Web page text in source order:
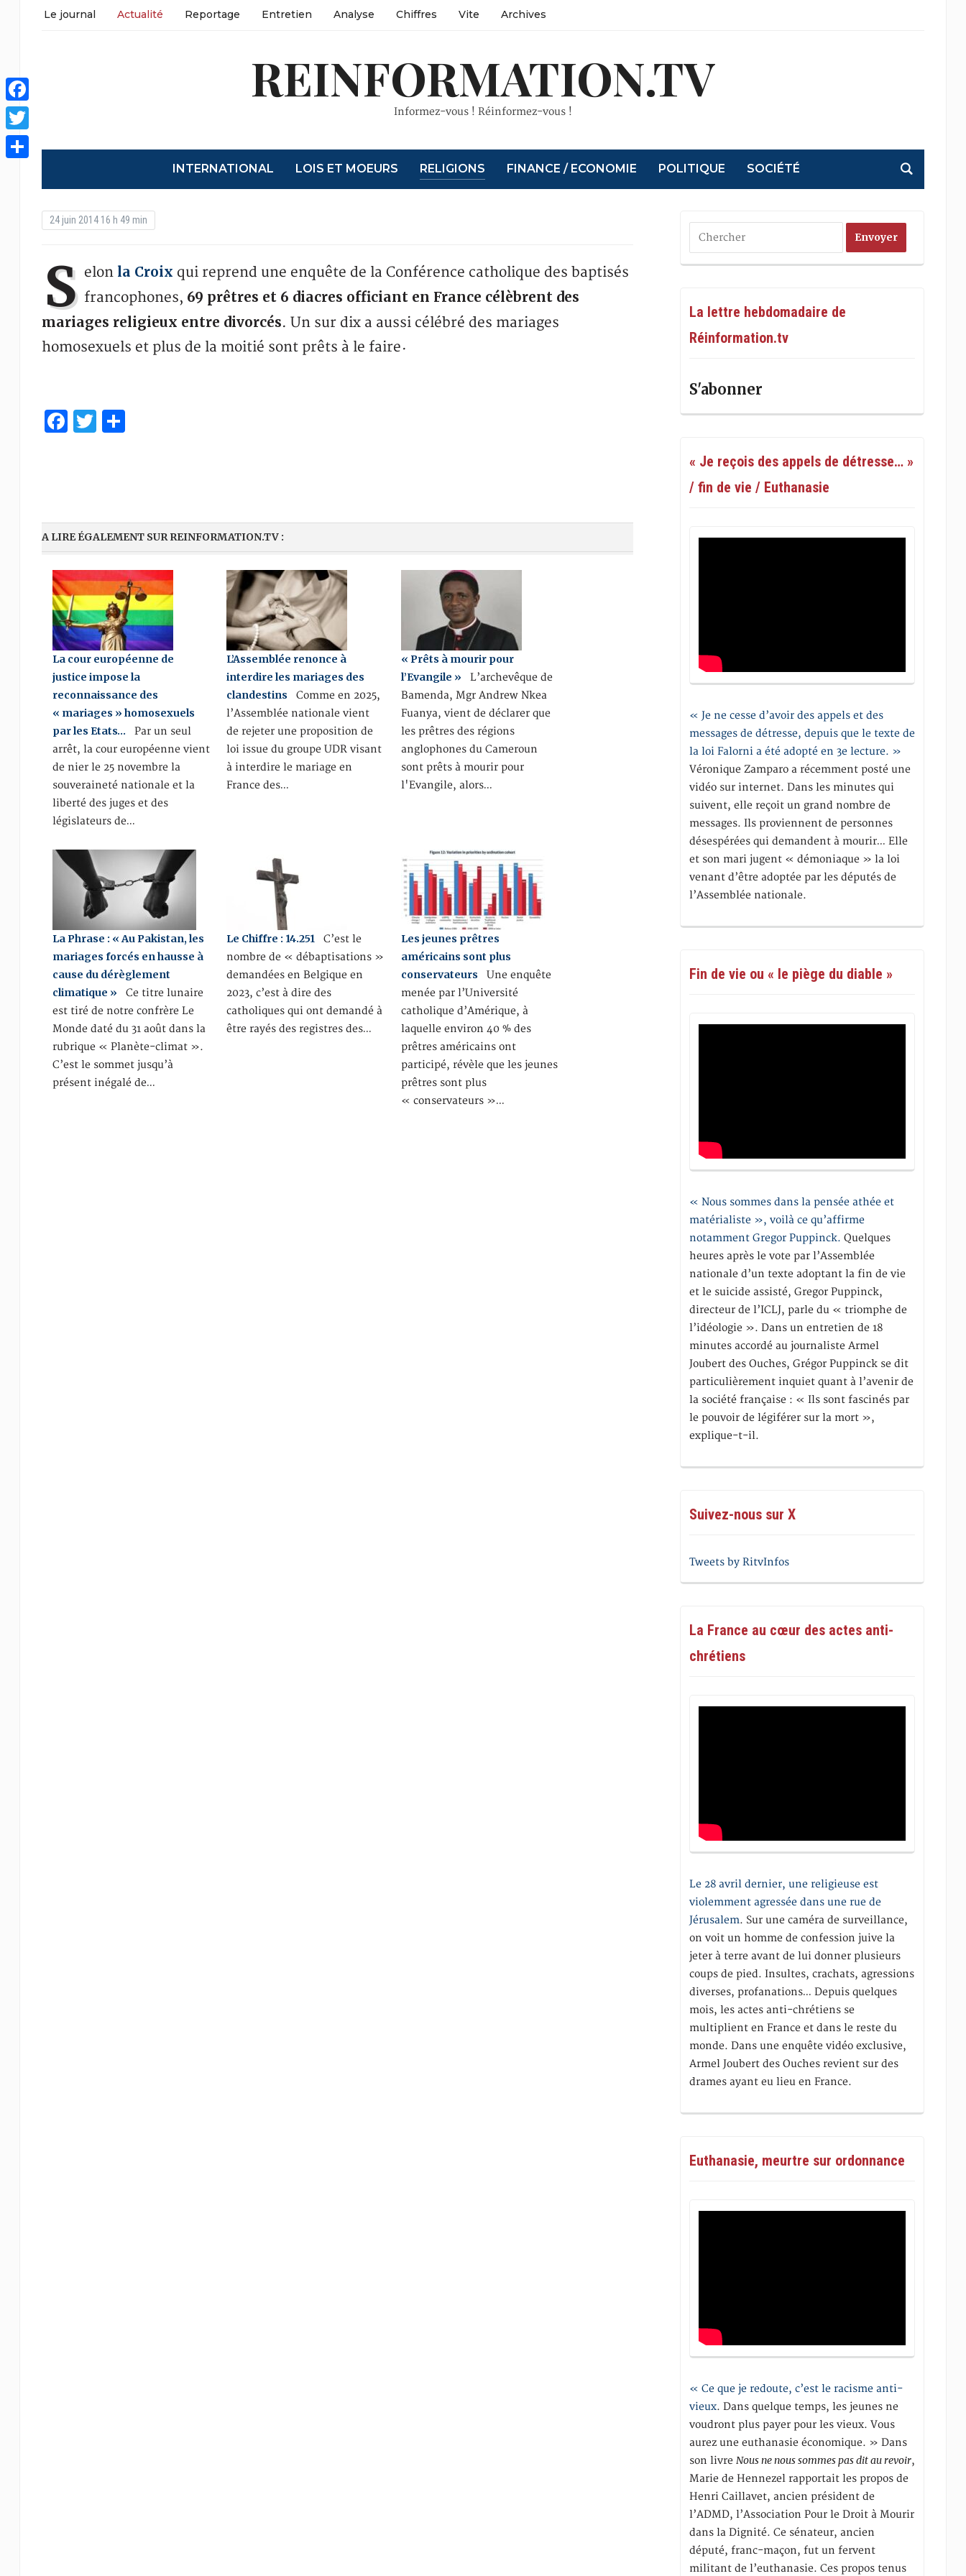
Le journal Actualité Reportage Entretien Analyse Chiffres Vite Archives
REINFORMATION.TV
Informez-vous ! Réinformez-vous !
INTERNATIONAL LOIS ET MOEURS RELIGIONS FINANCE / ECONOMIE POLITIQUE SOCIÉTÉ
24 juin 2014 16 h 49 min
S elon la Croix qui reprend une enquête de la Conférence catholique des baptisés
francophones, 69 prêtres et 6 diacres officiant en France célèbrent des
mariages religieux entre divorcés. Un sur dix a aussi célébré des mariages
homosexuels et plus de la moitié sont prêts à le faire·
Facebook
Twitter
Share
A LIRE ÉGALEMENT SUR REINFORMATION.TV :
La cour européenne de
justice impose la
reconnaissance des
« mariages » homosexuels
par les Etats… Par un seul
arrêt, la cour européenne vient
de nier le 25 novembre la
souveraineté nationale et la
liberté des juges et des
législateurs de…
L’Assemblée renonce à
interdire les mariages des
clandestins Comme en 2025,
l’Assemblée nationale vient
de rejeter une proposition de
loi issue du groupe UDR visant
à interdire le mariage en
France des…
« Prêts à mourir pour
l’Evangile » L’archevêque de
Bamenda, Mgr Andrew Nkea
Fuanya, vient de déclarer que
les prêtres des régions
anglophones du Cameroun
sont prêts à mourir pour
l'Evangile, alors…
La Phrase : « Au Pakistan, les
mariages forcés en hausse à
cause du dérèglement
climatique » Ce titre lunaire
est tiré de notre confrère Le
Monde daté du 31 août dans la
rubrique « Planète-climat ».
C’est le sommet jusqu’à
présent inégalé de…
Le Chiffre : 14.251 C’est le
nombre de « débaptisations »
demandées en Belgique en
2023, c’est à dire des
catholiques qui ont demandé à
être rayés des registres des…
Les jeunes prêtres
américains sont plus
conservateurs Une enquête
menée par l’Université
catholique d’Amérique, à
laquelle environ 40 % des
prêtres américains ont
participé, révèle que les jeunes
prêtres sont plus
« conservateurs »…
La lettre hebdomadaire de
Réinformation.tv
S'abonner
« Je reçois des appels de détresse… »
/ fin de vie / Euthanasie
« Je ne cesse d’avoir des appels et des
messages de détresse, depuis que le texte de
la loi Falorni a été adopté en 3e lecture. »
Véronique Zamparo a récemment posté une
vidéo sur internet. Dans les minutes qui
suivent, elle reçoit un grand nombre de
messages. Ils proviennent de personnes
désespérées qui demandent à mourir… Elle
et son mari jugent « démoniaque » la loi
venant d’être adoptée par les députés de
l’Assemblée nationale.
Fin de vie ou « le piège du diable »
« Nous sommes dans la pensée athée et
matérialiste », voilà ce qu’affirme
notamment Gregor Puppinck. Quelques
heures après le vote par l’Assemblée
nationale d’un texte adoptant la fin de vie
et le suicide assisté, Gregor Puppinck,
directeur de l’ICLJ, parle du « triomphe de
l’idéologie ». Dans un entretien de 18
minutes accordé au journaliste Armel
Joubert des Ouches, Grégor Puppinck se dit
particulièrement inquiet quant à l’avenir de
la société française : « Ils sont fascinés par
le pouvoir de légiférer sur la mort »,
explique-t-il.
Suivez-nous sur X
Tweets by RitvInfos
La France au cœur des actes anti-
chrétiens
Le 28 avril dernier, une religieuse est
violemment agressée dans une rue de
Jérusalem. Sur une caméra de surveillance,
on voit un homme de confession juive la
jeter à terre avant de lui donner plusieurs
coups de pied. Insultes, crachats, agressions
diverses, profanations… Depuis quelques
mois, les actes anti-chrétiens se
multiplient en France et dans le reste du
monde. Dans une enquête vidéo exclusive,
Armel Joubert des Ouches revient sur des
drames ayant eu lieu en France.
Euthanasie, meurtre sur ordonnance
« Ce que je redoute, c’est le racisme anti-
vieux. Dans quelque temps, les jeunes ne
voudront plus payer pour les vieux. Vous
aurez une euthanasie économique. » Dans
son livreNous ne nous sommes pas dit au revoir,
Marie de Hennezel rapportait les propos de
Henri Caillavet, ancien président de
l’ADMD, l’Association Pour le Droit à Mourir
dans la Dignité. Ce sénateur, ancien
député, franc-maçon, fut un fervent
militant de l’euthanasie. Ces propos tenus
Facebook
Twitter